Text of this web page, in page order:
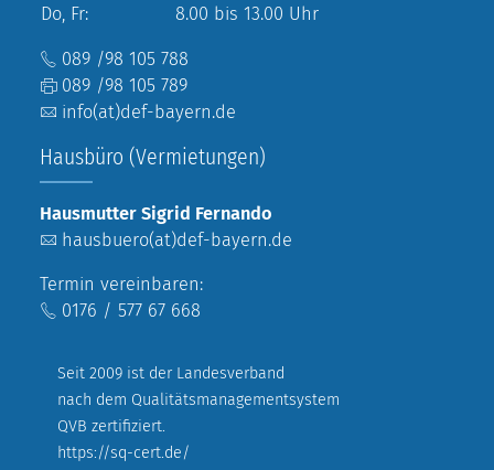
Do, Fr:
8.00 bis 13.00 Uhr
089 /98 105 788
089 /98 105 789
info(at)def-bayern.de
Hausbüro (Vermietungen)
Hausmutter Sigrid Fernando
hausbuero(at)def-bayern.de
Termin vereinbaren:
0176 / 577 67 668
Seit 2009 ist der Landesverband
nach dem Qualitätsmanagementsystem
QVB zertifiziert.
https://sq-cert.de/